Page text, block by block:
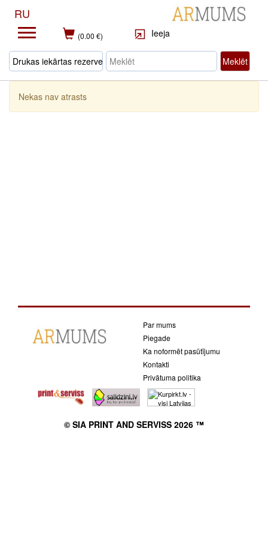
RU
(0.00 €) Ieeja
Meklēt
Nekas nav atrasts
Par mums
Piegade
Ka noformēt pasūtījumu
Kontakti
Privātuma politika
© SIA PRINT AND SERVISS 2026 ™